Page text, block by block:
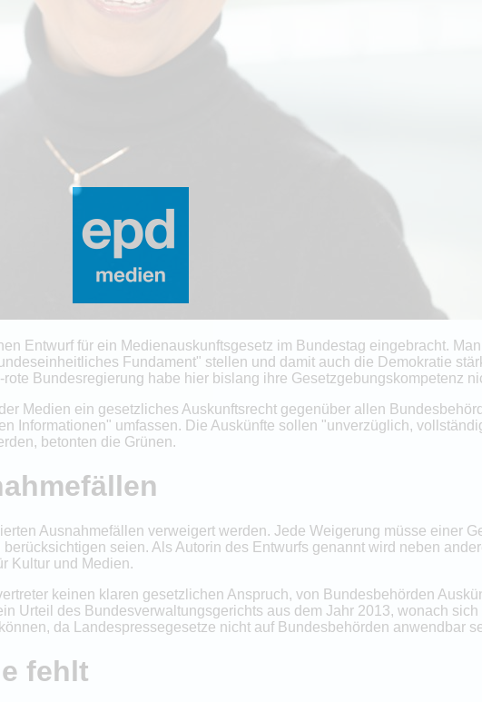
Entwurf für ein Medienauskunftsgesetz im Bundestag eingebracht.
Fundament" stellen und damit auch die Demokratie
Bundesregierung habe hier bislang ihre Gesetzgebungskompetenz
Medien ein gesetzliches Auskunftsrecht gegenüber allen
Informationen" umfassen. Die Auskünfte sollen "unverzüglich,
betonten die Grünen.
Ausnahmefällen verweigert werden. Jede Weigerung müsse einer
seien. Als Autorin des Entwurfs genannt wird neben
Kultur und Medien.
keinen klaren gesetzlichen Anspruch, von Bundesbehörden
Urteil des Bundesverwaltungsgerichts aus dem Jahr 2013, wonach
da Landespressegesetze nicht auf Bundesbehörden anwendbar
fehlt